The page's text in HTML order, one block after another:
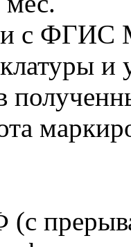
с
и